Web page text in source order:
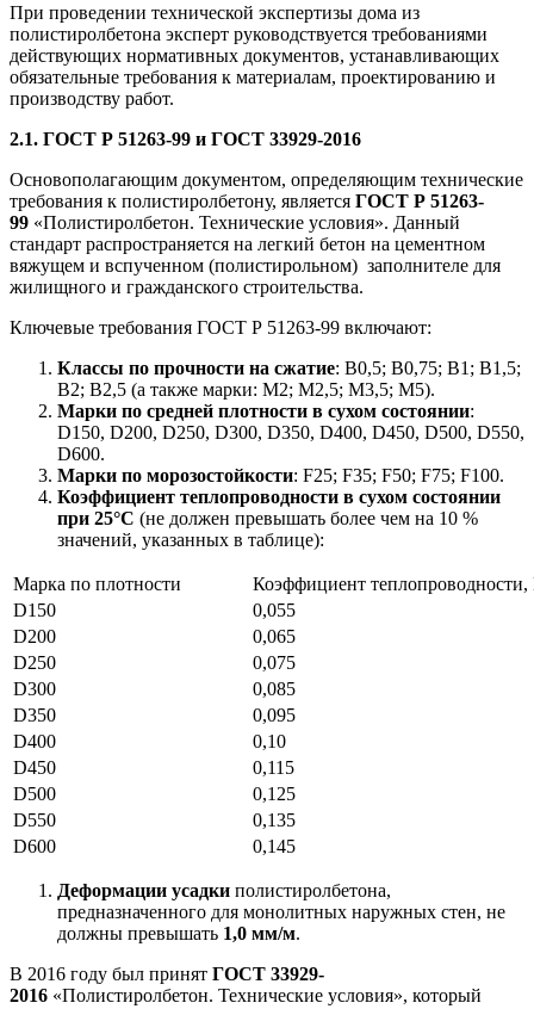
При проведении технической экспертизы дома из
полистиролбетона эксперт руководствуется требованиями
действующих нормативных документов, устанавливающих
обязательные требования к материалам, проектированию и
производству работ.
2.1. ГОСТ Р 51263-99 и ГОСТ 33929-2016
Основополагающим документом, определяющим технические
требования к полистиролбетону, является ГОСТ Р 51263-
99 «Полистиролбетон. Технические условия». Данный
стандарт распространяется на легкий бетон на цементном
вяжущем и вспученном (полистирольном) заполнителе для
жилищного и гражданского строительства.
Ключевые требования ГОСТ Р 51263-99 включают:
Классы по прочности на сжатие: В0,5; В0,75; В1; В1,5;
В2; В2,5 (а также марки: М2; М2,5; М3,5; М5).
Марки по средней плотности в сухом состоянии:
D150, D200, D250, D300, D350, D400, D450, D500, D550,
D600.
Марки по морозостойкости: F25; F35; F50; F75; F100.
Коэффициент теплопроводности в сухом состоянии
при 25°С (не должен превышать более чем на 10 %
значений, указанных в таблице):
Марка по плотности
Коэффициент теплопроводности,
D150
0,055
D200
0,065
D250
0,075
D300
0,085
D350
0,095
D400
0,10
D450
0,115
D500
0,125
D550
0,135
D600
0,145
Деформации усадки полистиролбетона,
предназначенного для монолитных наружных стен, не
должны превышать 1,0 мм/м.
В 2016 году был принят ГОСТ 33929-
2016 «Полистиролбетон. Технические условия», который